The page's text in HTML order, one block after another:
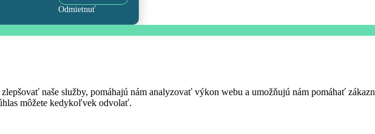
Odmietnuť
naše služby, pomáhajú nám analyzovať výkon webu a umožňujú nám pomáhať
môžete kedykoľvek odvolať.